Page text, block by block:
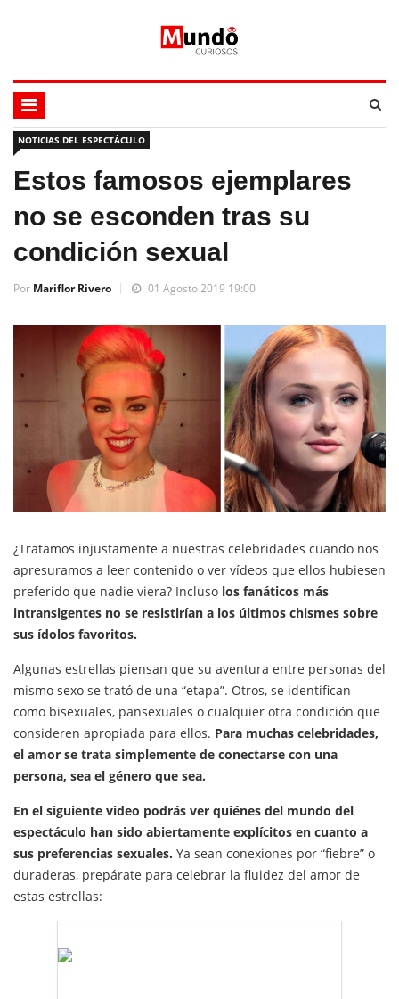
NOTICIAS DEL ESPECTÁCULO
Estos famosos ejemplares
no se esconden tras su
condición sexual
Por Mariflor Rivero 01 Agosto 2019 19:00
¿Tratamos injustamente a nuestras celebridades cuando nos
apresuramos a leer contenido o ver vídeos que ellos hubiesen
preferido que nadie viera? Incluso los fanáticos más
intransigentes no se resistirían a los últimos chismes sobre
sus ídolos favoritos.
Algunas estrellas piensan que su aventura entre personas del
mismo sexo se trató de una “etapa”. Otros, se identifican
como bisexuales, pansexuales o cualquier otra condición que
consideren apropiada para ellos. Para muchas celebridades,
el amor se trata simplemente de conectarse con una
persona, sea el género que sea.
En el siguiente video podrás ver quiénes del mundo del
espectáculo han sido abiertamente explícitos en cuanto a
sus preferencias sexuales. Ya sean conexiones por “fiebre” o
duraderas, prepárate para celebrar la fluidez del amor de
estas estrellas: